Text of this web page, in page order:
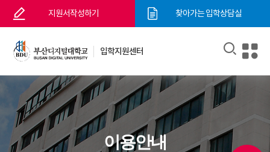
지원서작성하기 찾아가는 입학상담실
입학지원센터
이용안내